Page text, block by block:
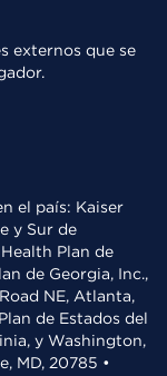
externos que se
el país: Kaiser
y Sur de
Plan de
de Georgia, Inc.,
NE, Atlanta,
de Estados del
y Washington,
MD, 20785 •